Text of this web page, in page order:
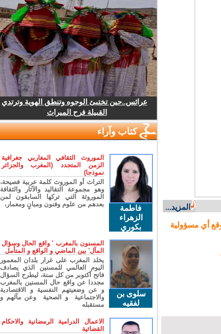
المزيد...
أي مسؤولية
عرائس..حين تختبئ الوجوه وتنطق الهوية وترتدي
القبيلة فرح الميراث
كتاب وآراء
فاطمة
الزهراء
بكوري
الموروث الثقافي المغاربي جغرافية
الزمن المتجدد (المغرب والجزائر
نموذجا)
التراث أو الموروث كلمة عربية فصيحة،
وهو مجموعة التقاليد والآثار والثقافة
الموروثة التي تركها السابقون لمن
بعدهم من علوم وفنون ومبانٍ ومعمار،
سلوى بن
لفقيه
المسنون بالمغرب ' واقع الحال وسؤال
المآل' بين الماضي و الواقع و المتأمل
يخلد المغرب على غرار بلدان المعمور
اليوم العالمي للمسنين الذي يصادف
فاتح أكتوبر من كل سنة، ليطرح السؤال
مجددا عن واقع حال المسنين بالمغرب
و عن وضعيتهم النفسية و الاقتصادية
والاجتماعية و الصحية وعن مآلهم و
مستقبله
الاعمال الدرامية الرمضانية والاحكام
القضائية